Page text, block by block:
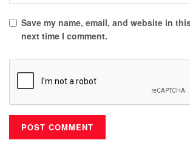
Save my name, email, and website in
next time I comment.